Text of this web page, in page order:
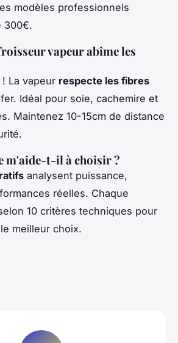
modèles professionnels
300€.
vapeur abîme les
La vapeur respecte les fibres
Idéal pour soie, cachemire et
Maintenez 10-15cm de distance
m'aide-t-il à choisir ?
analysent puissance,
réelles. Chaque
10 critères techniques pour
meilleur choix.